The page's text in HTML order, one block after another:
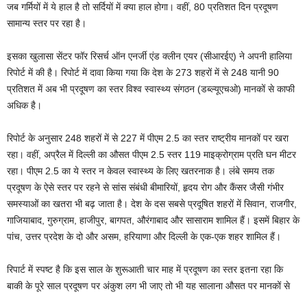
जब गर्मियों में ये हाल है तो सर्दियों में क्या हाल होगा। वहीं, 80 प्रतिशत दिन प्रदूषण
सामान्य स्तर पर रहा है।
इसका खुलासा सेंटर फॉर रिसर्च ऑन एनर्जी एंड क्लीन एयर (सीआरईए) ने अपनी हालिया
रिपोर्ट में की है। रिपोर्ट में दावा किया गया कि देश के 273 शहरों में से 248 यानी 90
प्रतिशत में अब भी प्रदूषण का स्तर विश्व स्वास्थ्य संगठन (डब्ल्यूएचओ) मानकों से काफी
अधिक है।
रिपोर्ट के अनुसार 248 शहरों में से 227 में पीएम 2.5 का स्तर राष्ट्रीय मानकों पर खरा
रहा। वहीं, अप्रैल में दिल्ली का औसत पीएम 2.5 स्तर 119 माइक्रोग्राम प्रति घन मीटर
रहा। पीएम 2.5 का ये स्तर न केवल स्वास्थ्य के लिए खतरनाक है। लंबे समय तक
प्रदूषण के ऐसे स्तर पर रहने से सांस संबंधी बीमारियों, हृदय रोग और कैंसर जैसी गंभीर
समस्याओं का खतरा भी बढ़ जाता है। देश के दस सबसे प्रदूषित शहरों में सिवान, राजगीर,
गाजियाबाद, गुरुग्राम, हाजीपुर, बागपत, औरंगाबाद और सासाराम शामिल हैं। इसमें बिहार के
पांच, उत्तर प्रदेश के दो और असम, हरियाणा और दिल्ली के एक-एक शहर शामिल हैं।
रिपार्ट में स्पष्ट है कि इस साल के शुरूआती चार माह में प्रदूषण का स्तर इतना रहा कि
बाकी के पूरे साल प्रदूषण पर अंकुश लग भी जाए तो भी यह सालाना औसत पर मानकों से